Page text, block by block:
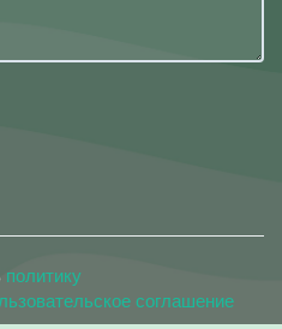
политику
соглашение